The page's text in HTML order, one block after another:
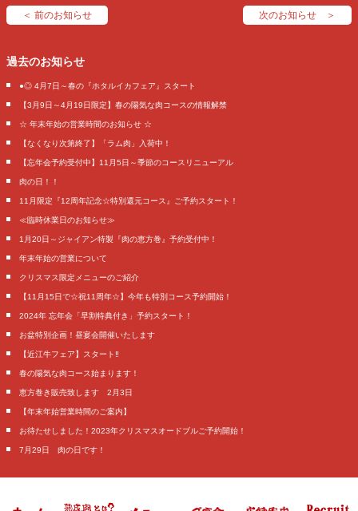
＜ 前のお知らせ 次のお知らせ ＞
過去のお知らせ
●◎ 4月7日～春の『ホタルイカフェア』スタート
【3月9日～4月19日限定】春の陽気な肉コースの情報解禁
☆ 年末年始の営業時間のお知らせ ☆
【なくなり次第終了】「ラム肉」入荷中！
【忘年会予約受付中】11月5日～季節のコースリニューアル
肉の日！！
11月限定『12周年記念☆特別還元コース』ご予約スタート！
≪臨時休業日のお知らせ≫
1月20日～ジャイアン特製『肉の恵方巻』予約受付中！
年末年始の営業について
クリスマス限定メニューのご紹介
【11月15日で☆祝11周年☆】今年も特別コース予約開始！
2024年 忘年会「早割特典付き」予約スタート！
お盆特別企画！昼宴会開催いたします
【近江牛フェア】スタート‼️
春の陽気な肉コース始まります！
恵方巻き販売致します 2月3日
【年末年始営業時間のご案内】
お待たせしました！2023年クリスマスオードブルご予約開始！
7月29日 肉の日です！